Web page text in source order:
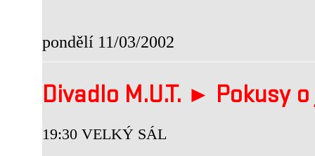
pondělí 11/03/2002
Divadlo M.U.T. ► Pokusy
19:30 VELKÝ SÁL